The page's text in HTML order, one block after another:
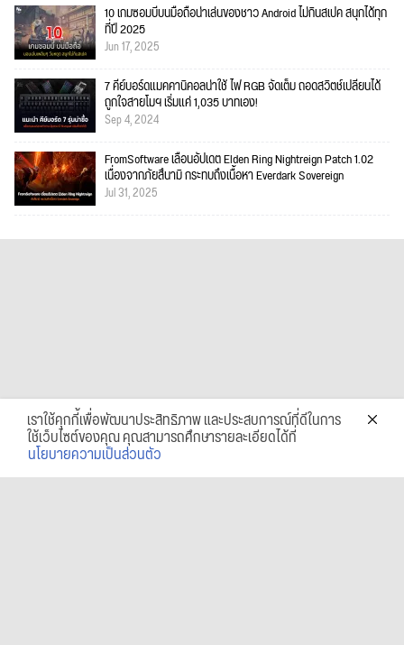
10 เกมซอมบี้บนมือถือน่าเล่นของชาว Android ไม่กินสเปค สนุกได้ทุก
ที่ปี 2025
Jun 17, 2025
7 คีย์บอร์ดแมคคานิคอลน่าใช้ ไฟ RGB จัดเต็ม ถอดสวิตช์เปลี่ยนได้
ถูกใจสายโมฯ เริ่มแค่ 1,035 บาทเอง!
Sep 4, 2024
FromSoftware เลื่อนอัปเดต Elden Ring Nightreign Patch 1.02
เนื่องจากภัยสึนามิ กระทบถึงเนื้อหา Everdark Sovereign
Jul 31, 2025
เราใช้คุกกี้เพื่อพัฒนาประสิทธิภาพ และประสบการณ์ที่ดีในการ
ใช้เว็บไซต์ของคุณ คุณสามารถศึกษารายละเอียดได้ที่
นโยบายความเป็นส่วนตัว